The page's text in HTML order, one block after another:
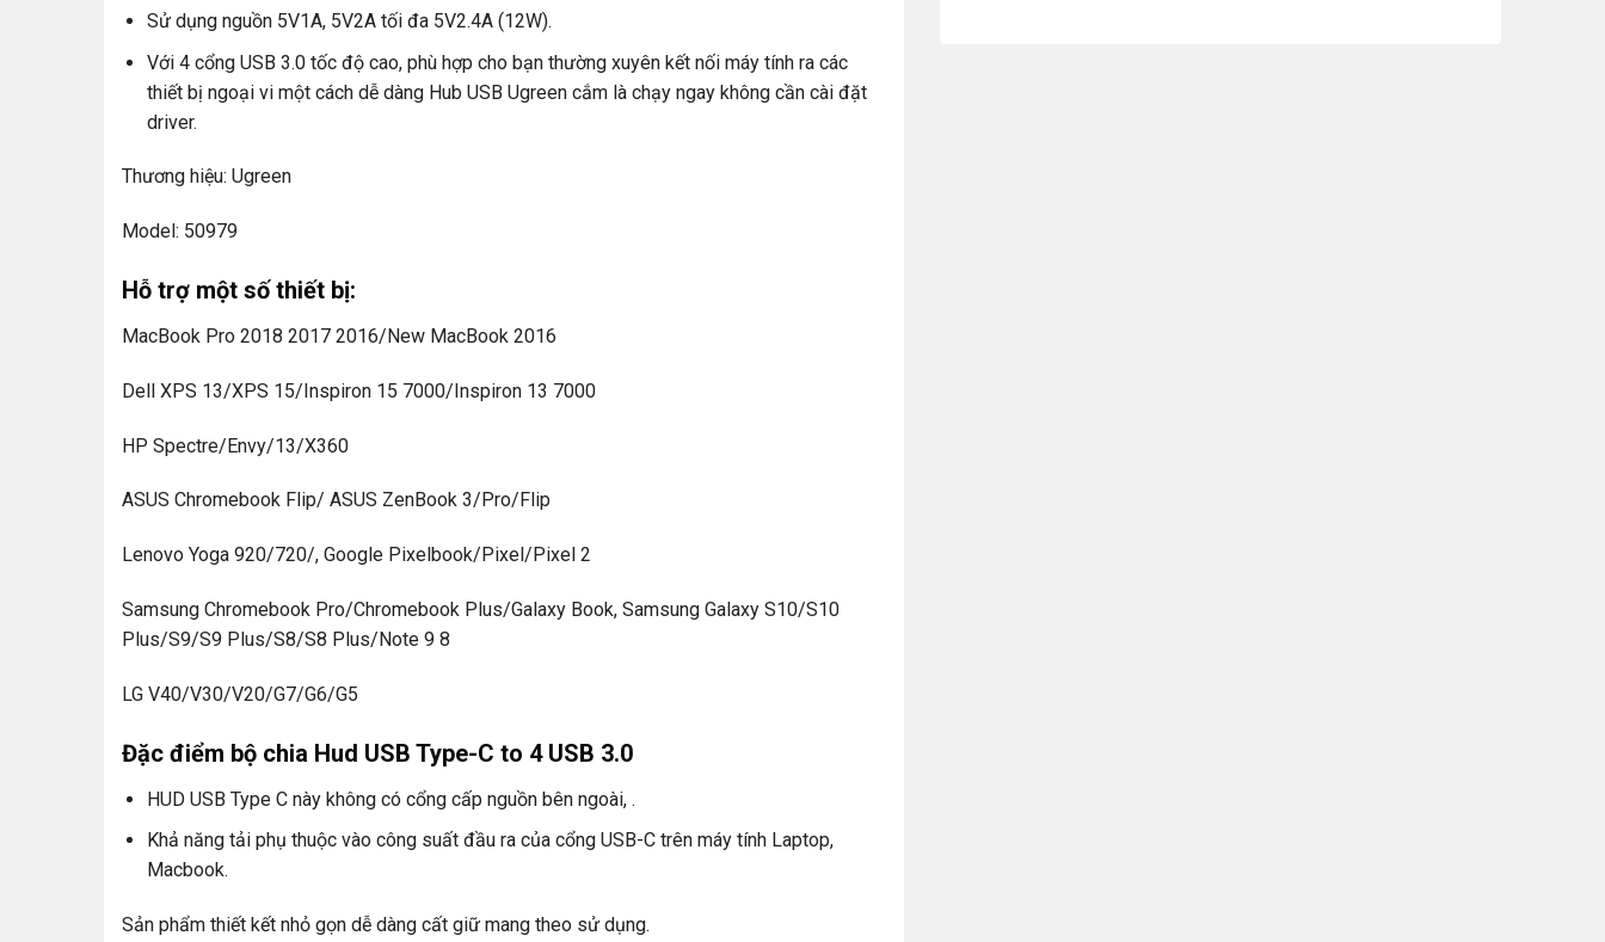
Sử dụng nguồn 5V1A, 5V2A tối đa 5V2.4A (12W).
Với 4 cổng USB 3.0 tốc độ cao, phù hợp cho bạn thường xuyên kết nối máy tính ra các
thiết bị ngoại vi một cách dễ dàng Hub USB Ugreen cắm là chạy ngay không cần cài đặt
driver.
Thương hiệu: Ugreen
Model: 50979
Hỗ trợ một số thiết bị:
MacBook Pro 2018 2017 2016/New MacBook 2016
Dell XPS 13/XPS 15/Inspiron 15 7000/Inspiron 13 7000
HP Spectre/Envy/13/X360
ASUS Chromebook Flip/ ASUS ZenBook 3/Pro/Flip
Lenovo Yoga 920/720/, Google Pixelbook/Pixel/Pixel 2
Samsung Chromebook Pro/Chromebook Plus/Galaxy Book, Samsung Galaxy S10/S10
Plus/S9/S9 Plus/S8/S8 Plus/Note 9 8
LG V40/V30/V20/G7/G6/G5
Đặc điểm bộ chia Hud USB Type-C to 4 USB 3.0
HUD USB Type C này không có cổng cấp nguồn bên ngoài, .
Khả năng tải phụ thuộc vào công suất đầu ra của cổng USB-C trên máy tính Laptop,
Macbook.
Sản phẩm thiết kết nhỏ gọn dễ dàng cất giữ mang theo sử dụng.